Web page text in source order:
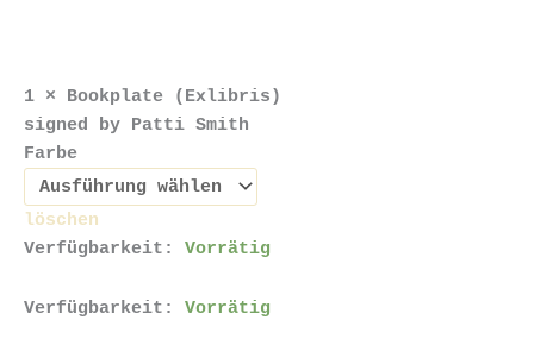
1 × Bookplate (Exlibris)
signed by Patti Smith
Farbe
löschen
Verfügbarkeit:
Vorrätig
Verfügbarkeit: Vorrätig